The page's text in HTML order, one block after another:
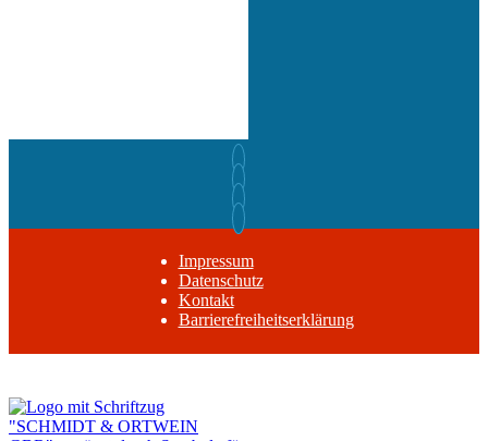
Impressum
Datenschutz
Kontakt
Barrierefreiheitserklärung